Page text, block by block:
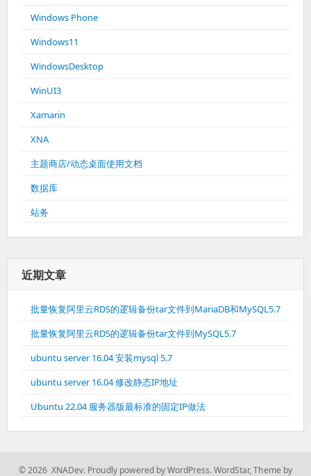
Windows Phone
Windows11
WindowsDesktop
WinUI3
Xamarin
XNA
主题商店/动态桌面使用文档
数据库
站务
近期文章
批量恢复阿里云RDS的逻辑备份tar文件到MariaDB和MySQL5.7
批量恢复阿里云RDS的逻辑备份tar文件到MySQL5.7
ubuntu server 16.04 安装mysql 5.7
ubuntu server 16.04 修改静态IP地址
Ubuntu 22.04 服务器版最标准的固定IP做法
© 2026 XNADev. Proudly powered by WordPress.WordStar,Theme by